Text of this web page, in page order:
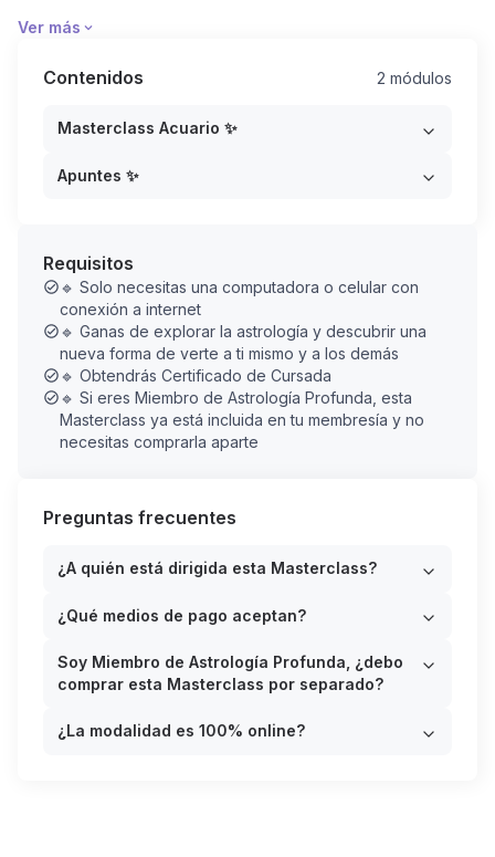
Tienes dos formas de registrarte:
Opción 1 – Comprar la Masterclass por separado
Acceso por 1 añoal encuentro grabado y los
Astrología Profunda
Si eres miembro de la comunidad
Masterclass ya está incluida en tu membresía y no
necesitas comprarlo aparte.
Tendrás acceso mientras mantengas tu
suscripción activa. Si en algún momento cancelas tu
suscripción, perderás el acceso al contenido.
membresía aquí:
https://laumattiviastro.com/me...
¿Qué aprenderás en esta masterclass?
El proceso evolutivo de Acuario: de la necesidad de
Ver más
Contenidos 2 módulos
Masterclass Acuario ✨
Apuntes ✨
Requisitos
🔹 Solo necesitas una computadora o celular con
conexión a internet
🔹 Ganas de explorar la astrología y descubrir una
nueva forma de verte a ti mismo y a los demás
🔹 Obtendrás Certificado de Cursada
🔹 Si eres Miembro de Astrología Profunda, esta
Masterclass ya está incluida en tu membresía y no
necesitas comprarla aparte
Preguntas frecuentes
¿A quién está dirigida esta Masterclass?
¿Qué medios de pago aceptan?
Soy Miembro de Astrología Profunda, ¿debo
comprar esta Masterclass por separado?
¿La modalidad es 100% online?